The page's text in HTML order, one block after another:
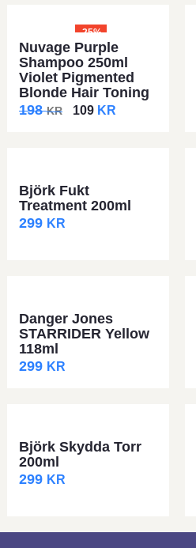
-25%
Nuvage Purple
Shampoo 250ml
Violet Pigmented
Blonde Hair Toning
198KR 109 KR
Björk Fukt
Treatment 200ml
299 KR
Danger Jones
STARRIDER Yellow
118ml
299 KR
Björk Skydda Torr
200ml
299 KR